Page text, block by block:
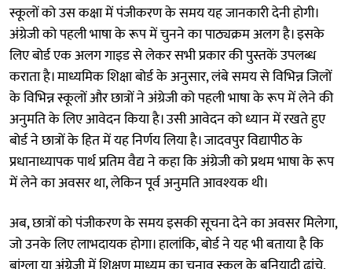
स्कूलों को उस कक्षा में पंजीकरण के समय यह जानकारी देनी होगी।
अंग्रेजी को पहली भाषा के रूप में चुनने का पाठ्यक्रम अलग है। इसके
लिए बोर्ड एक अलग गाइड से लेकर सभी प्रकार की पुस्तकें उपलब्ध
कराता है। माध्यमिक शिक्षा बोर्ड के अनुसार, लंबे समय से विभिन्न जिलों
के विभिन्न स्कूलों और छात्रों ने अंग्रेजी को पहली भाषा के रूप में लेने की
अनुमति के लिए आवेदन किया है। उसी आवेदन को ध्यान में रखते हुए
बोर्ड ने छात्रों के हित में यह निर्णय लिया है। जादवपुर विद्यापीठ के
प्रधानाध्यापक पार्थ प्रतिम वैद्य ने कहा कि अंग्रेजी को प्रथम भाषा के रूप
में लेने का अवसर था, लेकिन पूर्व अनुमति आवश्यक थी।
अब, छात्रों को पंजीकरण के समय इसकी सूचना देने का अवसर मिलेगा,
जो उनके लिए लाभदायक होगा। हालांकि, बोर्ड ने यह भी बताया है कि